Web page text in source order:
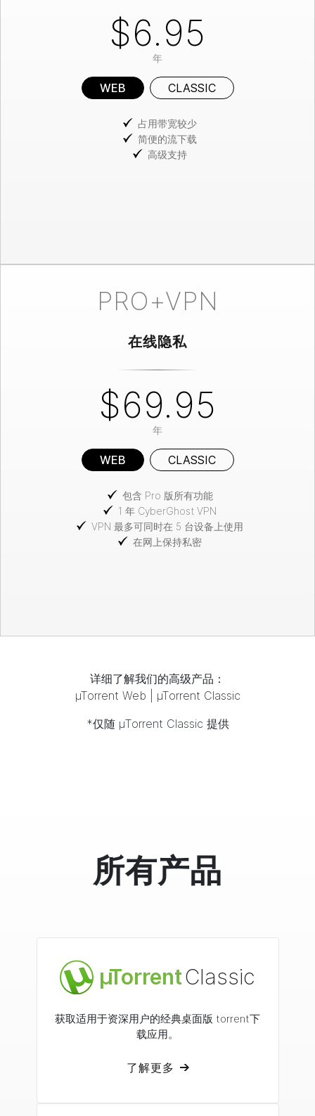
PRO+VPN
在线隐私
$69.95
年
WEB CLASSIC
包含 Pro 版所有功能
1 年 CyberGhost VPN
VPN 最多可同时在 5 台设备上使用
在网上保持私密
$6.95
年
WEB CLASSIC
占用带宽较少
简便的流下载
高级支持
详细了解我们的高级产品：
µTorrent Web µTorrent Classic
*仅随 µTorrent Classic 提供
所有产品
µTorrentClassic
获取适用于资深用户的经典桌面版 torrent下
载应用。
了解更多